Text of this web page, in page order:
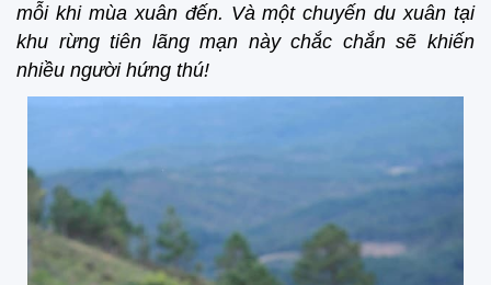
mỗi khi mùa xuân đến. Và một chuyến du xuân tại
khu rừng tiên lãng mạn này chắc chắn sẽ khiến
nhiều người hứng thú!